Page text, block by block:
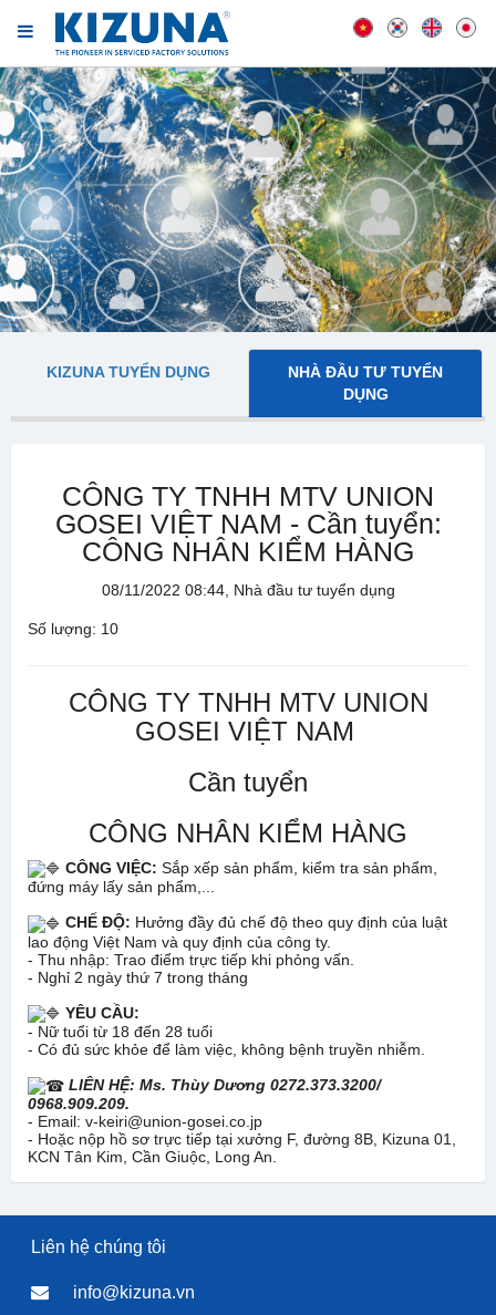
KIZUNA TUYỂN DỤNG
NHÀ ĐẦU TƯ TUYỂN
DỤNG
CÔNG TY TNHH MTV UNION
GOSEI VIỆT NAM - Cần tuyển:
CÔNG NHÂN KIỂM HÀNG
08/11/2022 08:44, Nhà đầu tư tuyển dụng
Số lượng: 10
CÔNG TY TNHH MTV UNION
GOSEI VIỆT NAM
Cần tuyển
CÔNG NHÂN KIỂM HÀNG
CÔNG VIỆC: Sắp xếp sản phẩm, kiểm tra sản phẩm,
đứng máy lấy sản phẩm,...
CHẾ ĐỘ: Hưởng đầy đủ chế độ theo quy định của luật
lao động Việt Nam và quy định của công ty.
- Thu nhập: Trao điểm trực tiếp khi phỏng vấn.
- Nghỉ 2 ngày thứ 7 trong tháng
YÊU CẦU:
- Nữ tuổi từ 18 đến 28 tuổi
- Có đủ sức khỏe để làm việc, không bệnh truyền nhiễm.
LIÊN HỆ: Ms. Thùy Dương 0272.373.3200/
0968.909.209.
- Email: v-keiri@union-gosei.co.jp
- Hoặc nộp hồ sơ trực tiếp tại xưởng F, đường 8B, Kizuna 01,
KCN Tân Kim, Cần Giuộc, Long An.
Liên hệ chúng tôi
info@kizuna.vn